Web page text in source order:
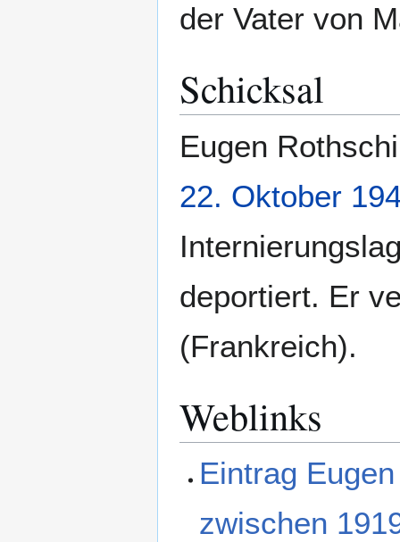
der Vater von
Schicksal
Eugen
22. Oktober
deportiert. Er
(Frankreich).
Weblinks
Eintrag
zwischen